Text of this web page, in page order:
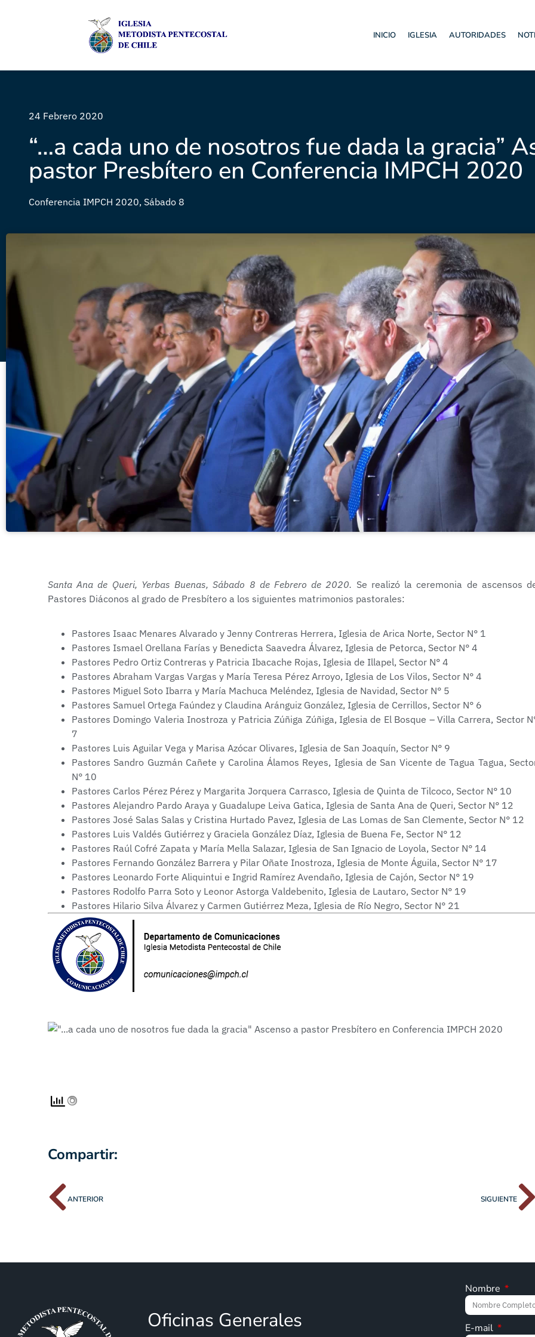
INICIO IGLESIA AUTORIDADES
24 Febrero 2020
“…a cada uno de nosotros fue dada la gracia”
pastor Presbítero en Conferencia IMPCH 2020
Conferencia IMPCH 2020, Sábado 8
Santa Ana de Queri, Yerbas Buenas, Sábado 8 de Febrero de 2020. Se realizó la ceremonia de ascensos
Pastores Diáconos al grado de Presbítero a los siguientes matrimonios pastorales:
Pastores Isaac Menares Alvarado y Jenny Contreras Herrera, Iglesia de Arica Norte, Sector N° 1
Pastores Ismael Orellana Farías y Benedicta Saavedra Álvarez, Iglesia de Petorca, Sector N° 4
Pastores Pedro Ortiz Contreras y Patricia Ibacache Rojas, Iglesia de Illapel, Sector N° 4
Pastores Abraham Vargas Vargas y María Teresa Pérez Arroyo, Iglesia de Los Vilos, Sector N° 4
Pastores Miguel Soto Ibarra y María Machuca Meléndez, Iglesia de Navidad, Sector N° 5
Pastores Samuel Ortega Faúndez y Claudina Aránguiz González, Iglesia de Cerrillos, Sector N° 6
Pastores Domingo Valeria Inostroza y Patricia Zúñiga Zúñiga, Iglesia de El Bosque – Villa Carrera, Sector
7
Pastores Luis Aguilar Vega y Marisa Azócar Olivares, Iglesia de San Joaquín, Sector N° 9
Pastores Sandro Guzmán Cañete y Carolina Álamos Reyes, Iglesia de San Vicente de Tagua Tagua,
N° 10
Pastores Carlos Pérez Pérez y Margarita Jorquera Carrasco, Iglesia de Quinta de Tilcoco, Sector N° 10
Pastores Alejandro Pardo Araya y Guadalupe Leiva Gatica, Iglesia de Santa Ana de Queri, Sector N° 12
Pastores José Salas Salas y Cristina Hurtado Pavez, Iglesia de Las Lomas de San Clemente, Sector N° 12
Pastores Luis Valdés Gutiérrez y Graciela González Díaz, Iglesia de Buena Fe, Sector N° 12
Pastores Raúl Cofré Zapata y María Mella Salazar, Iglesia de San Ignacio de Loyola, Sector N° 14
Pastores Fernando González Barrera y Pilar Oñate Inostroza, Iglesia de Monte Águila, Sector N° 17
Pastores Leonardo Forte Aliquintui e Ingrid Ramírez Avendaño, Iglesia de Cajón, Sector N° 19
Pastores Rodolfo Parra Soto y Leonor Astorga Valdebenito, Iglesia de Lautaro, Sector N° 19
Pastores Hilario Silva Álvarez y Carmen Gutiérrez Meza, Iglesia de Río Negro, Sector N° 21
Compartir:
ANTERIOR SIGUIENTE
Oficinas Generales
Nombre
E-mail